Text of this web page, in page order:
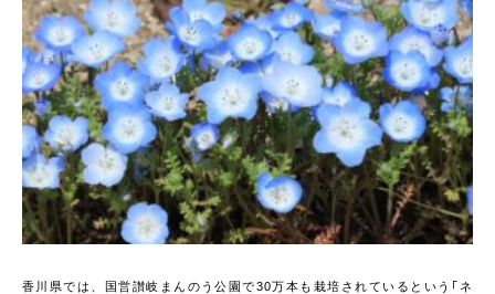
香川県では、国営讃岐まんのう公園で30万本も栽培されているという「ネ